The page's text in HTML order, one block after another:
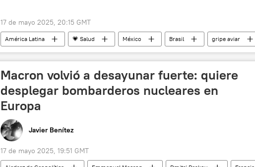
17 de mayo 2025, 20:15 GMT
América Latina 💗 Salud México Brasil
gripe aviar
Secretaría de Agricultura y Desarrollo Rural (México)
Macron volvió a desayunar fuerte: quiere
desplegar bombarderos nucleares en
Europa
Javier Benítez
17 de mayo 2025, 19:51 GMT